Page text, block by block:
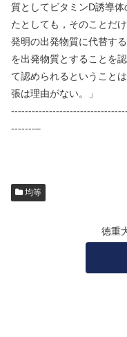
質としてビタミンD誘導体
たとしても，そのことだ
発明の出発物質に代替す
を出発物質とすることを
て認められるということ
張は理由がない。」
-------–
均等
徳重